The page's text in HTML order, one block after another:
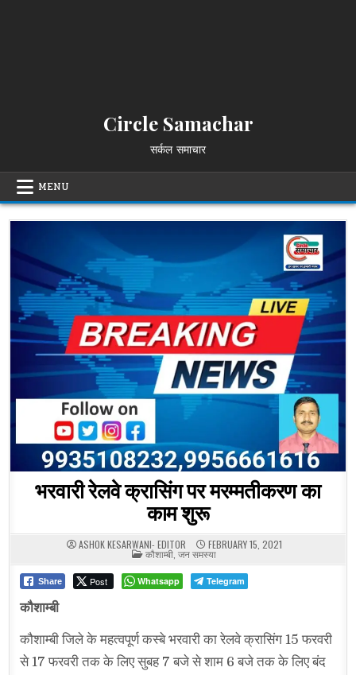
Circle Samachar
सर्कल समाचार
MENU
भरवारी रेलवे क्रासिंग पर मरम्मतीकरण का
काम शुरू
ASHOK KESARWANI- EDITOR FEBRUARY 15, 2021
POSTED
IN
कौशाम्बी ,जन समस्या
Share Post Whatsapp Telegram
कौशाम्बी
कौशाम्बी जिले के महत्वपूर्ण कस्बे भरवारी का रेलवे क्रासिंग 15 फरवरी
से 17 फरवरी तक के लिए सुबह 7 बजे से शाम 6 बजे तक के लिए बंद